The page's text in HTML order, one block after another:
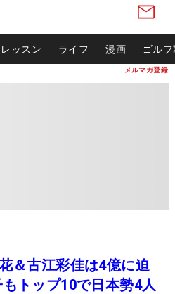
メルマガ登録
レッスン ライフ 漫画 ゴル
＆古江彩佳は4億に迫
トップ10で日本勢4人